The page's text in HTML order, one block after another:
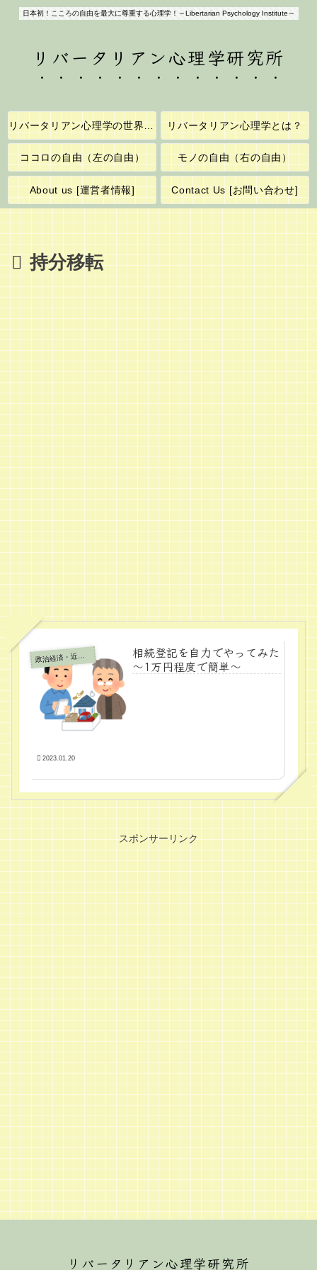
日本初！こころの自由を最大に尊重する心理学！～Libertarian Psychology Institute～
リバータリアン心理学研究所
リバータリアン心理学の世界へようこそ！ リバータリアン心理学とは？
ココロの自由（左の自由） モノの自由（右の自由）
About us [運営者情報] Contact Us [お問い合わせ]
持分移転
政
治経済・近代学問
相続登記を自力でやってみた
～1万円程度で簡単～
2023.01.20
スポンサーリンク
リバータリアン心理学研究所